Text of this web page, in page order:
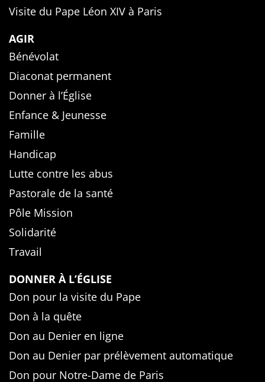
Visite du Pape Léon XIV à Paris
AGIR
Bénévolat
Diaconat permanent
Donner à l’Église
Enfance & Jeunesse
Famille
Handicap
Lutte contre les abus
Pastorale de la santé
Pôle Mission
Solidarité
Travail
DONNER À L’ÉGLISE
Don pour la visite du Pape
Don à la quête
Don au Denier en ligne
Don au Denier par prélèvement automatique
Don pour Notre-Dame de Paris